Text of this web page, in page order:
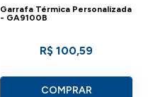
Garrafa Térmica Personalizada
- GA9100B
R$ 100,59
COMPRAR